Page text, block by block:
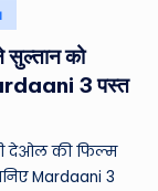
को
3 पस्त
देओल की फिल्म
Mardaani 3